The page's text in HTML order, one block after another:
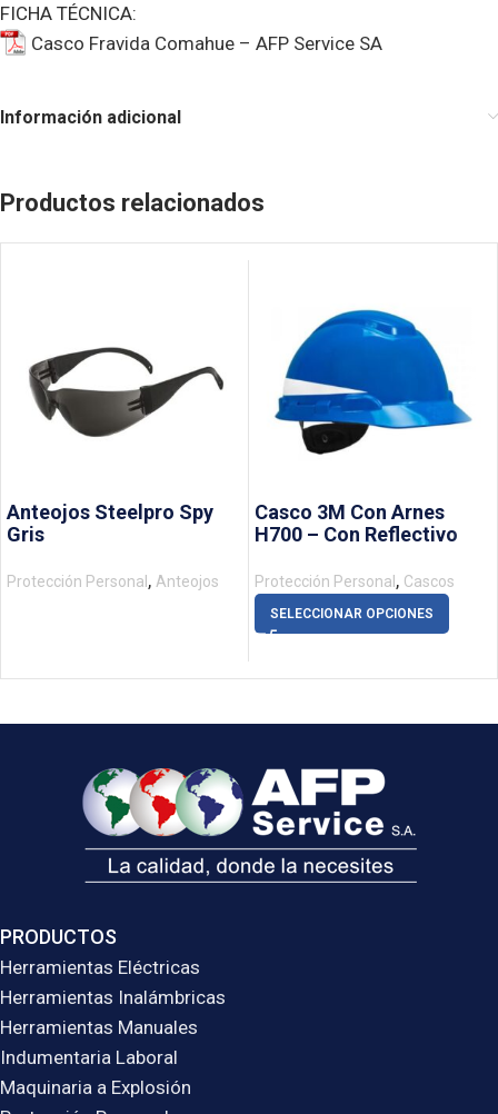
FICHA TÉCNICA:
Casco Fravida Comahue – AFP Service SA
Información adicional
Productos relacionados
Anteojos Steelpro Spy
Gris
Protección Personal , Anteojos
Casco 3M Con Arnes
H700 – Con Reflectivo
Protección Personal , Cascos
SELECCIONAR OPCIONES
PRODUCTOS
Herramientas Eléctricas
Herramientas Inalámbricas
Herramientas Manuales
Indumentaria Laboral
Maquinaria a Explosión